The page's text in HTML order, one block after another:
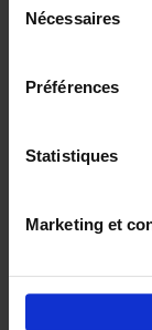
Nécessaires
Préférences
Statistiques
Marketing et